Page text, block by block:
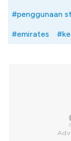
#penggunaan
#emirates